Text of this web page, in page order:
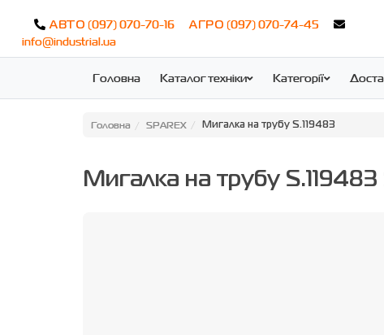
АВТО (097) 070-70-16 АГРО (097) 070-74-45
info@industrial.ua
Головна Каталог техніки Категорії
Головна SPAREX Мигалка на трубу S.119483
Мигалка на трубу S.119483